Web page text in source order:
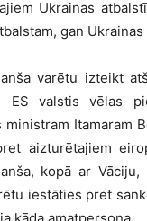
Ukrainas
gan Ukrainas
varētu izteikt
ES valstis vēlas
ministram Itamaram
aizturētajiem
kopā ar
iestāties pret